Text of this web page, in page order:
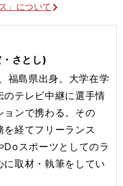
」について
さとし)
福島県出身。大学在学
のテレビ中継に選手情
ョンで携わる。その
を経てフリーランス
Doスポーツとしてのラ
に取材・執筆をしてい